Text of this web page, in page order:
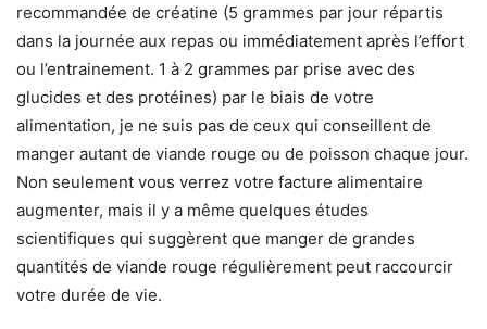
recommandée de créatine (5 grammes par jour répartis
dans la journée aux repas ou immédiatement après l’effort
ou l’entrainement. 1 à 2 grammes par prise avec des
glucides et des protéines) par le biais de votre
alimentation, je ne suis pas de ceux qui conseillent de
manger autant de viande rouge ou de poisson chaque jour.
Non seulement vous verrez votre facture alimentaire
augmenter, mais il y a même quelques études
scientifiques qui suggèrent que manger de grandes
quantités de viande rouge régulièrement peut raccourcir
votre durée de vie.